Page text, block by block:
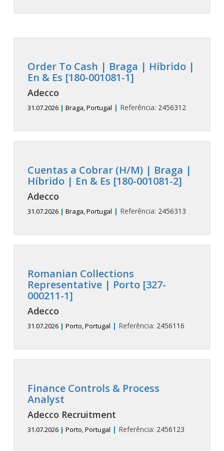
Order To Cash | Braga | Híbrido |
En & Es [180-001081-1]
Adecco
31.07.2026 | Braga, Portugal | Referência: 2456312
Cuentas a Cobrar (H/M) | Braga |
Híbrido | En & Es [180-001081-2]
Adecco
31.07.2026 | Braga, Portugal | Referência: 2456313
Romanian Collections
Representative | Porto [327-
000211-1]
Adecco
31.07.2026 | Porto, Portugal | Referência: 2456116
Finance Controls & Process
Analyst
Adecco Recruitment
31.07.2026 | Porto, Portugal | Referência: 2456123